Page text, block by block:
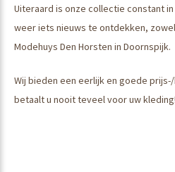
Uiteraard is onze collectie constant
weer iets nieuws te ontdekken,
Modehuys Den Horsten in Doornspijk.
Wij bieden een eerlijk en goede
betaalt u nooit teveel voor uw kleding!